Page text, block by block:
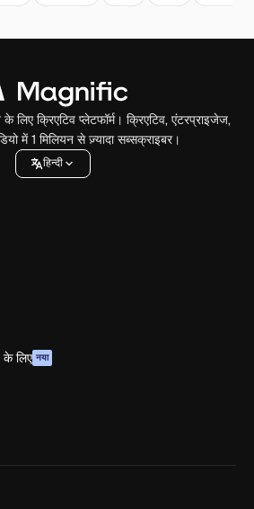
लिए क्रिएटिव प्लेटफॉर्म। क्रिएटिव, एंटरप्राइजेज,
में 1 मिलियन से ज़्यादा सब्सक्राइबर।
हिन्दी
लिए नया